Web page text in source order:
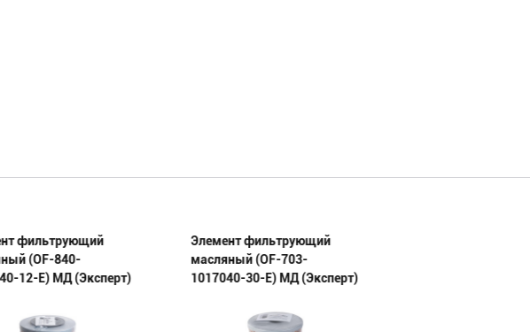
фильтрующий
(OF-840-
12-E) МД (Эксперт)
Элемент фильтрующий
масляный (OF-703-
1017040-30-E) МД (Эксперт)